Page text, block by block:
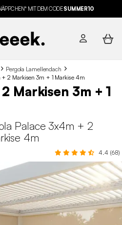
MIT DEM CODESUMMER10
Pergola Lamellendach
+ 2 Markisen 3m + 1 Markise 4m
Markisen 3m + 1
Palace 3x4m + 2
4m
4.4 (68)